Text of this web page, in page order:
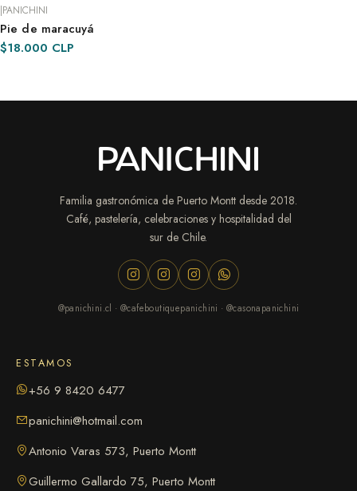
POR ENCARGO · 48 H
PANICHINI
Pie de maracuyá
$18.000 CLP
Familia gastronómica de Puerto Montt desde 2018.
Café, pastelería, celebraciones y hospitalidad del
sur de Chile.
@panichini.cl · @cafeboutiquepanichini · @casonapanichini
ESTAMOS
+56 9 8420 6477
panichini@hotmail.com
Antonio Varas 573, Puerto Montt
Guillermo Gallardo 75, Puerto Montt